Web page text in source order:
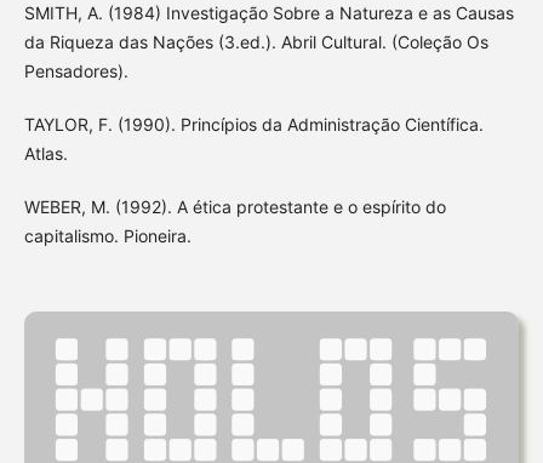
SMITH, A. (1984) Investigação Sobre a Natureza e as Causas
da Riqueza das Nações (3.ed.). Abril Cultural. (Coleção Os
Pensadores).
TAYLOR, F. (1990). Princípios da Administração Científica.
Atlas.
WEBER, M. (1992). A ética protestante e o espírito do
capitalismo. Pioneira.